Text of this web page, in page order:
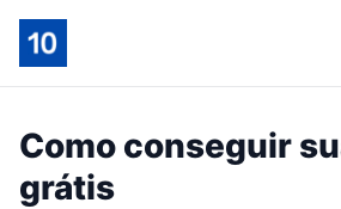
Como conseguir
grátis